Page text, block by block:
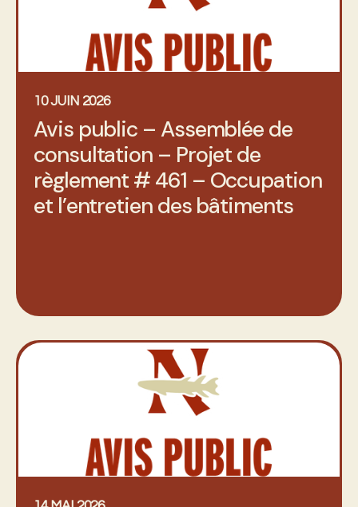
10 JUIN 2026
Avis public – Assemblée de
consultation – Projet de
règlement # 461 – Occupation
et l’entretien des bâtiments